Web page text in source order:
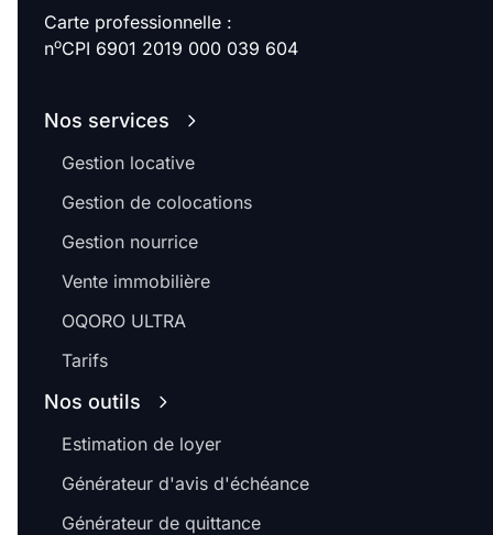
Carte professionnelle :
noCPI 6901 2019 000 039 604
Nos services
Gestion locative
Gestion de colocations
Gestion nourrice
Vente immobilière
OQORO ULTRA
Tarifs
Nos outils
Estimation de loyer
Générateur d'avis d'échéance
Générateur de quittance